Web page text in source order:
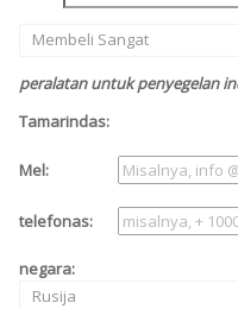
Membeli Sangat
peralatan untuk penyegelan
Tamarindas:
Mel:
telefonas:
negara:
Rusija